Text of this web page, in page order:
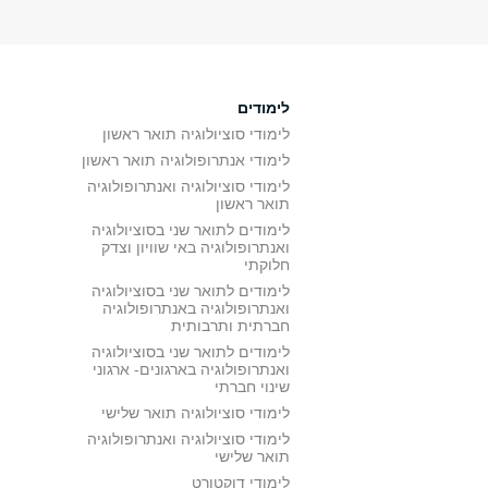
לימודים
לימודי סוציולוגיה תואר ראשון
לימודי אנתרופולוגיה תואר ראשון
לימודי סוציולוגיה ואנתרופולוגיה
תואר ראשון
לימודים לתואר שני בסוציולוגיה
ואנתרופולוגיה באי שוויון וצדק
חלוקתי
לימודים לתואר שני בסוציולוגיה
ואנתרופולוגיה באנתרופולוגיה
חברתית ותרבותית
לימודים לתואר שני בסוציולוגיה
ואנתרופולוגיה בארגונים- ארגוני
שינוי חברתי
לימודי סוציולוגיה תואר שלישי
לימודי סוציולוגיה ואנתרופולוגיה
תואר שלישי
לימודי דוקטורט